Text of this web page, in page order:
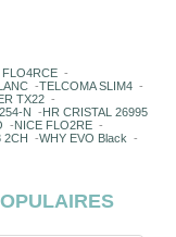
FLO4RCE -
-TELCOMA SLIM4 -
TX22 -
N -HR CRISTAL 26995
-NICE FLO2RE -
2CH -WHY EVO Black -